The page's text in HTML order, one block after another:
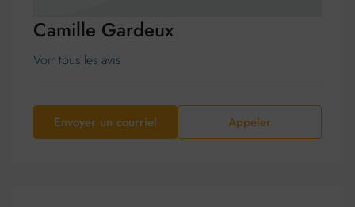
Camille Gardeux
Voir tous les avis
Envoyer un courriel Appeler